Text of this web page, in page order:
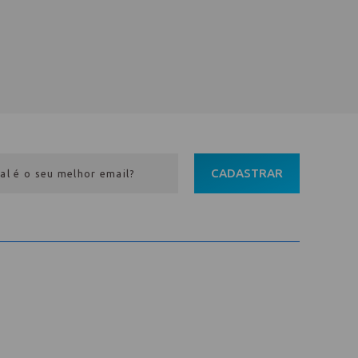
CADASTRAR